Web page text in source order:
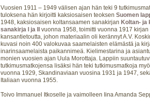
Vuosien 1911 – 1949 välisen ajan hän teki 9
tuloksena hän kirjoitti kaksiosaisen teoksen Suomen
1948, kaksiosaisen koltansaamen sanakirjan Koltan- ja
sanakirja I ja II vuonna 1958, toimitti vuonna 1917
kansantietoutta, johon materiaalin oli kerännyt A.V.
kuvasi noin 400 valokuvaa saamelaisten elämästä ja
inarinsaamelaista paikannimeä. Kielimestarina ja
monien vuosien ajan Uula Morottaja. Lappiin
tutkimusmatkojensa lisäksi hän teki tutkimusmatkoja
vuonna 1929, Skandinaviaan vuosina 1931 ja 1947,
Italiaan vuonna 1955.
Toivo Immanuel Itkoselle ja vaimolleen Iina Amanda